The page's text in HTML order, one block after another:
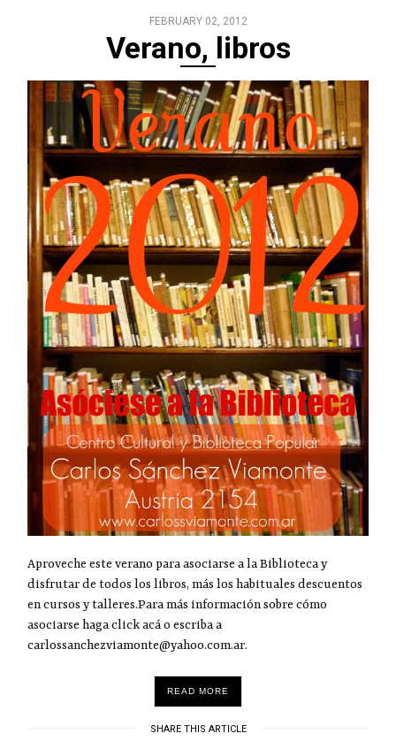
FEBRUARY 02, 2012
Verano, libros
Aproveche este verano para asociarse a la Biblioteca y
disfrutar de todos los libros, más los habituales descuentos
en cursos y talleres.Para más información sobre cómo
asociarse haga click acá o escriba a
carlossanchezviamonte@yahoo.com.ar.
READ MORE
SHARE THIS ARTICLE